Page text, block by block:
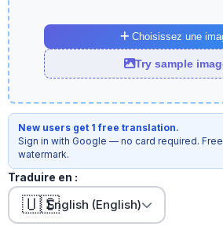
Choisissez une
Try sample
New users get 1 free translation.
Sign in with Google — no card required.
watermark.
Traduire en :
🇺🇸English (English)